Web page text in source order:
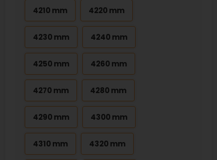
4210 mm 4220 mm
4230 mm 4240 mm
4250 mm 4260 mm
4270 mm 4280 mm
4290 mm 4300 mm
4310 mm 4320 mm